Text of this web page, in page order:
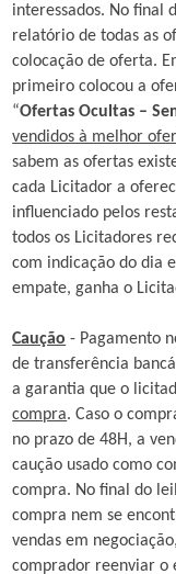
interessados. No final
relatório de todas as
colocação de oferta.
primeiro colocou a
“Ofertas Ocultas –
vendidos à melhor
sabem as ofertas
cada Licitador a
influenciado pelos
todos os Licitadores
com indicação do dia
empate, ganha o
Caução - Pagamento
de transferência
a garantia que o
compra. Caso o
no prazo de 48H, a
caução usado como
compra. No final do
compra nem se
vendas em
comprador reenviar o